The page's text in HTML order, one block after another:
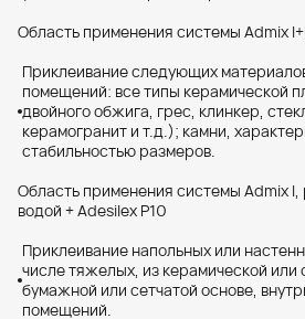
Область применения системы Admix
Приклеивание следующих
помещений: все типы керамической
двойного обжига, грес, клинкер,
керамогранит и т.д.); камни,
стабильностью размеров.
Область применения системы Admix I,
водой + Adesilex P10
Приклеивание напольных или
числе тяжелых, из керамической или
бумажной или сетчатой основе,
помещений.